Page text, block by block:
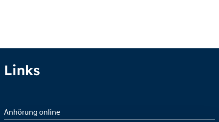
Links
Anhörung online